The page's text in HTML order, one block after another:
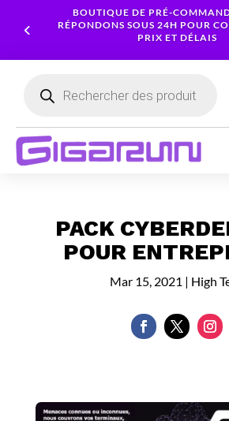
BOUTIQUE DE PRÉ-
RÉPONDONS SOUS 24H POUR
PRIX ET DÉLAIS
produits
PACK
POUR
Mar 15, 2021 | High
Ordinateurs Processeur
Mémoire
Alimentations
ImprimantesCaméras
&
Sécurité
Réseau
Onduleurs